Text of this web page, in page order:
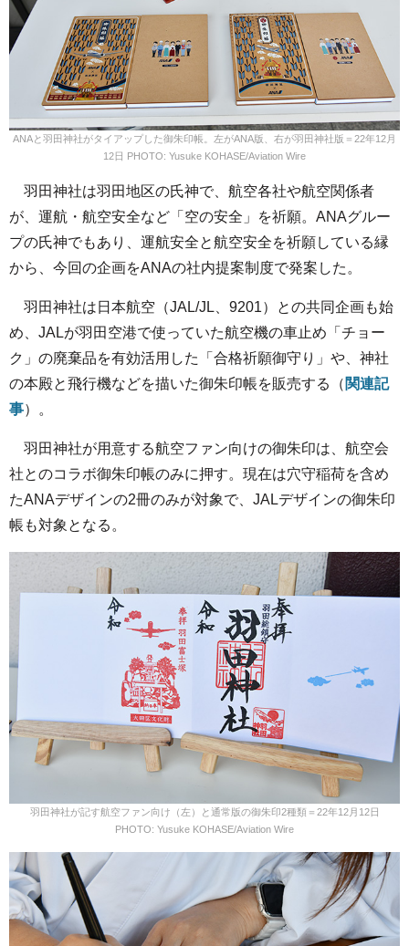
ANAと羽田神社がタイアップした御朱印帳。左がANA版、右が羽田神社版＝22年12月
12日 PHOTO: Yusuke KOHASE/Aviation Wire
羽田神社は羽田地区の氏神で、航空各社や航空関係者
が、運航・航空安全など「空の安全」を祈願。ANAグルー
プの氏神でもあり、運航安全と航空安全を祈願している縁
から、今回の企画をANAの社内提案制度で発案した。
羽田神社は日本航空（JAL/JL、9201）との共同企画も始
め、JALが羽田空港で使っていた航空機の車止め「チョー
ク」の廃棄品を有効活用した「合格祈願御守り」や、神社
の本殿と飛行機などを描いた御朱印帳を販売する（ 関連記
事）。
羽田神社が用意する航空ファン向けの御朱印は、航空会
社とのコラボ御朱印帳のみに押す。現在は穴守稲荷を含め
たANAデザインの2冊のみが対象で、JALデザインの御朱印
帳も対象となる。
羽田神社が記す航空ファン向け（左）と通常版の御朱印2種類＝22年12月12日
PHOTO: Yusuke KOHASE/Aviation Wire